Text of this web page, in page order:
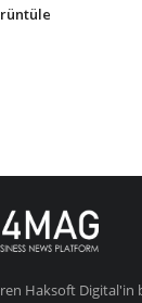
Haksoft Digital'in